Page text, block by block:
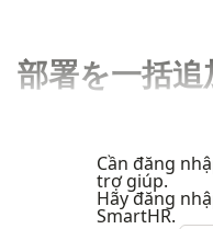
部署を一括追
Cần đăng
trợ giúp.
Hãy đăng
SmartHR.